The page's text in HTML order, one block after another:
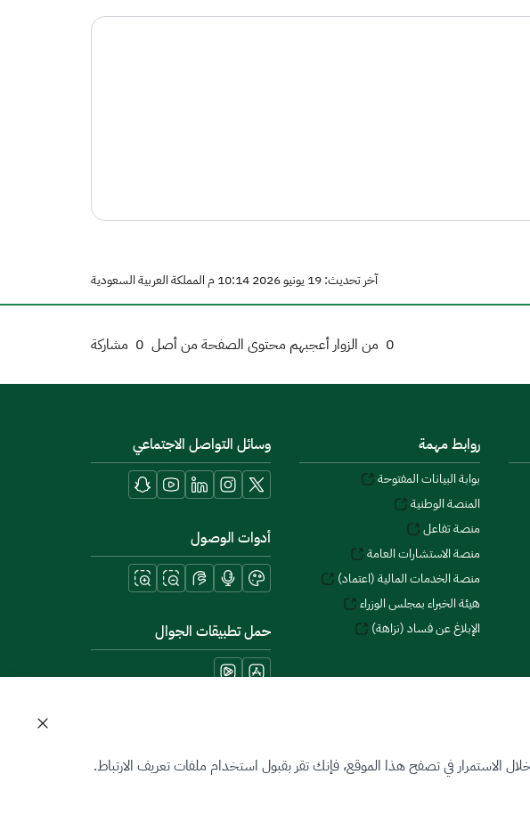
آخر تحديث: 19 يونيو 2026 10:14 م المملكة العربية السعودية
0 من الزوار أعجبهم محتوى الصفحة من أصل 0 مشاركة
روابط مهمة
بوابة البيانات المفتوحة
المنصة الوطنية
منصة تفاعل
منصة الاستشارات العامة
منصة الخدمات المالية (اعتماد)
هيئة الخبراء بمجلس الوزراء
الإبلاغ عن فساد (نزاهة)
وسائل التواصل الاجتماعي
أدوات الوصول
حمل تطبيقات الجوال
في تصفح هذا الموقع، فإنك تقر بقبول استخدام ملفات تعريف الارتباط.